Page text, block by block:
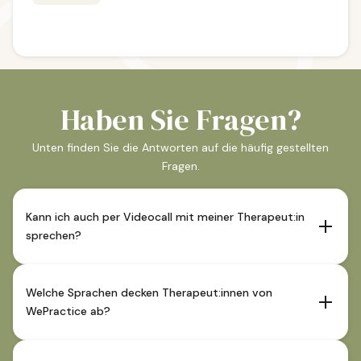
Haben Sie Fragen?
Unten finden Sie die Antworten auf die häufig gestellten
Fragen.
Kann ich auch per Videocall mit meiner Therapeut:in
sprechen?
über Videocall möglich. Diese Angabe ist im
Therapeutenprofil ersichtlich.
Welche Sprachen decken Therapeut:innen von
WePractice ab?